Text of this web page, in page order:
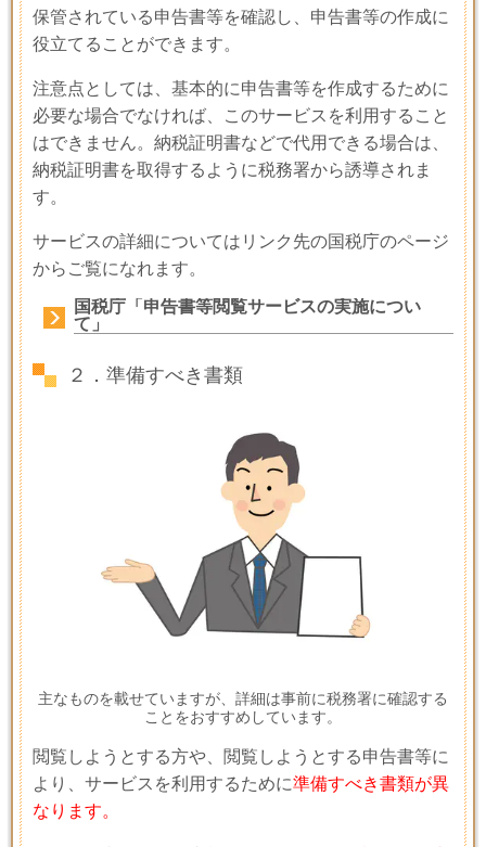
保管されている申告書等を確認し、申告書等の作成に
役立てることができます。
注意点としては、基本的に申告書等を作成するために
必要な場合でなければ、このサービスを利用すること
はできません。納税証明書などで代用できる場合は、
納税証明書を取得するように税務署から誘導されま
す。
サービスの詳細についてはリンク先の国税庁のページ
からご覧になれます。
国税庁「申告書等閲覧サービスの実施につい
て」
２．準備すべき書類
主なものを載せていますが、詳細は事前に税務署に確認する
ことをおすすめしています。
閲覧しようとする方や、閲覧しようとする申告書等に
より、サービスを利用するために準備すべき書類が異
なります。